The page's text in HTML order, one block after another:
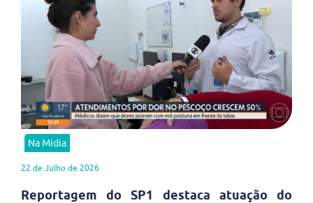
Na Mídia
22 de Julho de 2026
Reportagem do SP1 destaca atuação do